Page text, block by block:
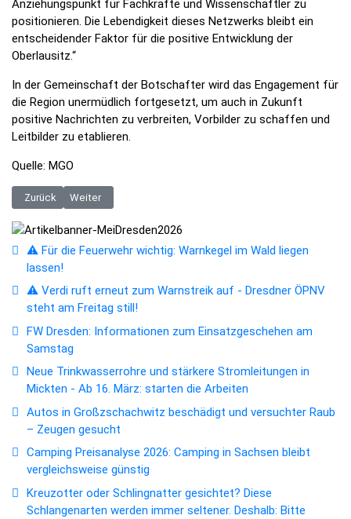
Anziehungspunkt für Fachkräfte und Wissenschaftler zu
positionieren. Die Lebendigkeit dieses Netzwerks bleibt ein
entscheidender Faktor für die positive Entwicklung der
Oberlausitz.“
In der Gemeinschaft der Botschafter wird das Engagement für
die Region unermüdlich fortgesetzt, um auch in Zukunft
positive Nachrichten zu verbreiten, Vorbilder zu schaffen und
Leitbilder zu etablieren.
Quelle: MGO
Vorheriger Beitrag: Stoneman Miriquidi Snow: Individuelle und geführte
Zurück Nächster Beitrag: Oberlausitzer Bergweg zum dritten Mal
Weiter
⚠️ Für die Feuerwehr wichtig: Warnkegel im Wald liegen
lassen!
⚠️ Verdi ruft erneut zum Warnstreik auf - Dresdner ÖPNV
steht am Freitag still!
FW Dresden: Informationen zum Einsatzgeschehen am
Samstag
Neue Trinkwasserrohre und stärkere Stromleitungen in
Mickten - Ab 16. März: starten die Arbeiten
Autos in Großzschachwitz beschädigt und versuchter Raub
– Zeugen gesucht
Camping Preisanalyse 2026: Camping in Sachsen bleibt
vergleichsweise günstig
Kreuzotter oder Schlingnatter gesichtet? Diese
Schlangenarten werden immer seltener. Deshalb: Bitte